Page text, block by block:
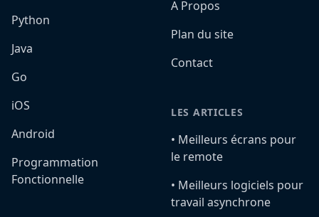
Python
Java
Go
iOS
Android
Programmation
Fonctionnelle
A Propos
Plan du site
Contact
LES ARTICLES
•️ Meilleurs écrans pour
le remote
•️ Meilleurs logiciels pour
travail asynchrone